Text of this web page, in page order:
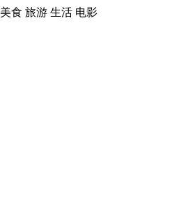
美食 旅游 生活 电影